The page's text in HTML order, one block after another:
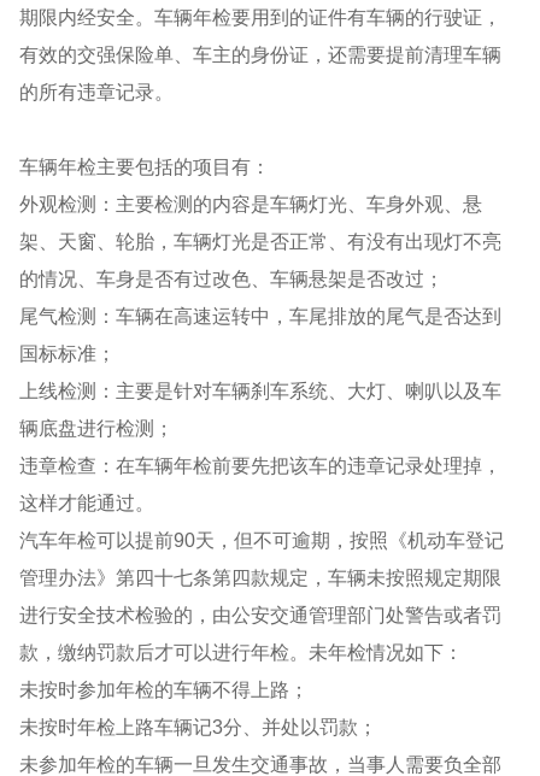
期限内经安全。车辆年检要用到的证件有车辆的行驶证，
有效的交强保险单、车主的身份证，还需要提前清理车辆
的所有违章记录。
车辆年检主要包括的项目有：
外观检测：主要检测的内容是车辆灯光、车身外观、悬
架、天窗、轮胎，车辆灯光是否正常、有没有出现灯不亮
的情况、车身是否有过改色、车辆悬架是否改过；
尾气检测：车辆在高速运转中，车尾排放的尾气是否达到
国标标准；
上线检测：主要是针对车辆刹车系统、大灯、喇叭以及车
辆底盘进行检测；
违章检查：在车辆年检前要先把该车的违章记录处理掉，
这样才能通过。
汽车年检可以提前90天，但不可逾期，按照《机动车登记
管理办法》第四十七条第四款规定，车辆未按照规定期限
进行安全技术检验的，由公安交通管理部门处警告或者罚
款，缴纳罚款后才可以进行年检。未年检情况如下：
未按时参加年检的车辆不得上路；
未按时年检上路车辆记3分、并处以罚款；
未参加年检的车辆一旦发生交通事故，当事人需要负全部